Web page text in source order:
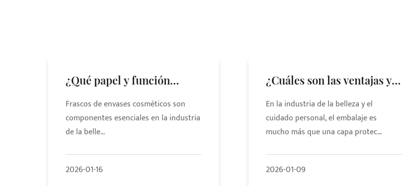
¿Qué papel y función
juegan los frascos de
envases de cosméticos en
los envases de cosméticos?
Frascos de envases cosméticos son
componentes esenciales en la industria
de la belle...
2026-01-16
¿Cuáles son las ventajas y
desventajas de los
diferentes materiales
utilizados en los frascos
para envases de
cosméticos?
En la industria de la belleza y el
cuidado personal, el embalaje es
mucho más que una capa protec...
2026-01-09